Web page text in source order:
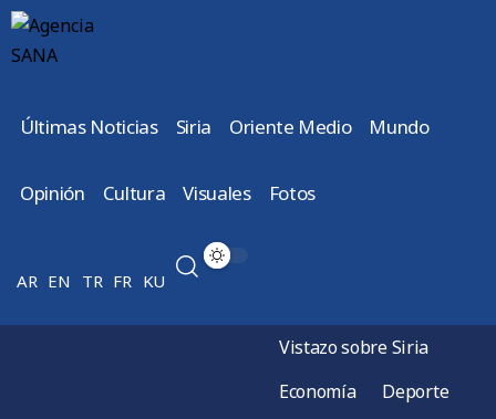
Últimas Noticias Siria Oriente Medio Mundo
Opinión Cultura Visuales Fotos
AR EN TR FR KU
Vistazo sobre Siria
Economía
Deporte